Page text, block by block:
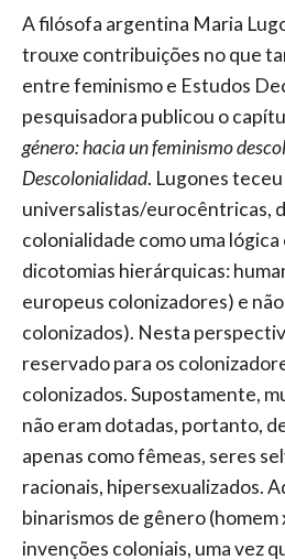
A filósofa argentina Maria
trouxe contribuições no que
entre feminismo e Estudos
pesquisadora publicou o
género: hacia un feminismo
Descolonialidad. Lugones
universalistas/eurocêntricas,
colonialidade como uma
dicotomias hierárquicas:
europeus colonizadores) e
colonizados). Nesta
reservado para os
colonizados. Supostamente,
não eram dotadas, portanto,
apenas como fêmeas, seres
racionais, hipersexualizados.
binarismos de gênero (homem
invenções coloniais, uma vez